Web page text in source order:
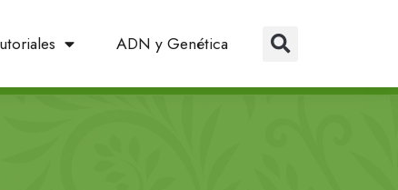
ADN y Genética